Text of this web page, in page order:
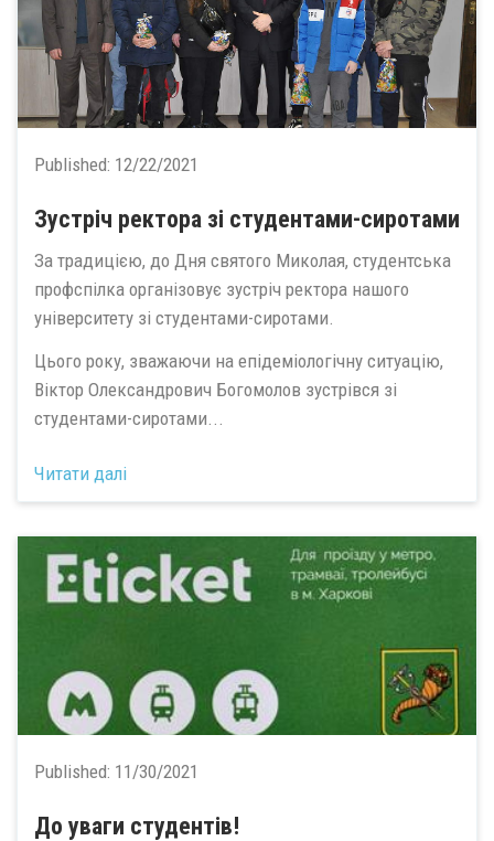
Published: 12/22/2021
Зустріч ректора зі студентами-сиротами
За традицією, до Дня святого Миколая, студентська
профспілка організовує зустріч ректора нашого
університету зі студентами-сиротами.
Цього року, зважаючи на епідеміологічну ситуацію,
Віктор Олександрович Богомолов зустрівся зі
студентами-сиротами...
Читати далі
Published: 11/30/2021
До уваги студентів!